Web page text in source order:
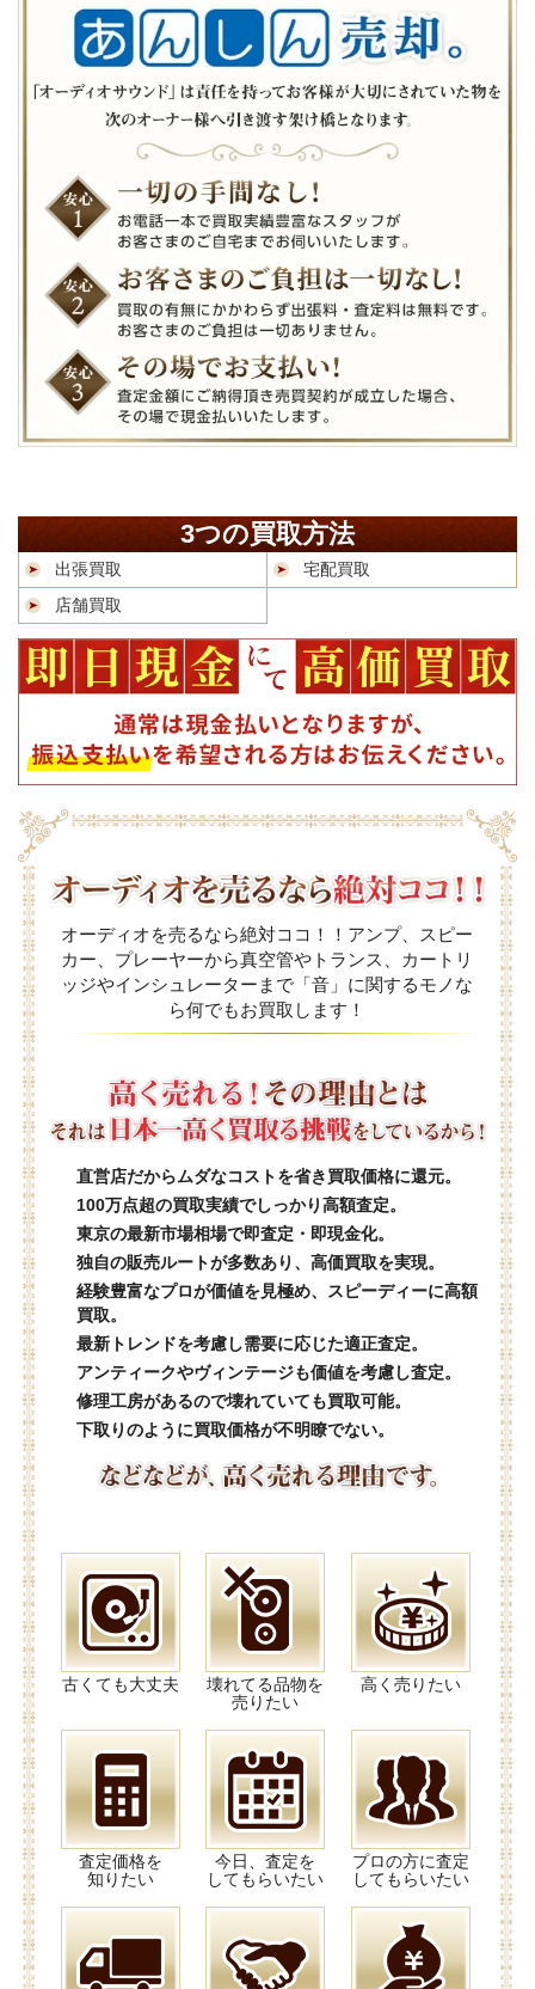
3つの買取方法
出張買取
宅配買取
店舗買取
オーディオを売るなら絶対ココ！！アンプ、スピー
カー、プレーヤーから真空管やトランス、カートリ
ッジやインシュレーターまで「音」に関するモノな
ら何でもお買取します！
直営店だからムダなコストを省き買取価格に還元。
100万点超の買取実績でしっかり高額査定。
東京の最新市場相場で即査定・即現金化。
独自の販売ルートが多数あり、高価買取を実現。
経験豊富なプロが価値を見極め、スピーディーに高額
買取。
最新トレンドを考慮し需要に応じた適正査定。
アンティークやヴィンテージも価値を考慮し査定。
修理工房があるので壊れていても買取可能。
下取りのように買取価格が不明瞭でない。
古くても大丈夫
壊れてる品物を
売りたい
高く売りたい
査定価格を
知りたい
今日、査定を
してもらいたい
プロの方に査定
してもらいたい